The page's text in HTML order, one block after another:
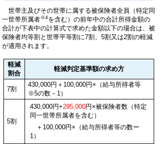
世帯主及びその世帯に属する被保険者全員（特定同
一世帯所属者※4を含む）の前年中の合計所得金額の
合計が下表中の計算式で求めた金額以下の場合は、被
保険者均等割と世帯平等割に7割、5割又は2割の軽減
が適用されます。
軽減
割合
軽減判定基準額の求め方
7割
430,000円＋100,000円×（給与所得者等
※5の数－1）
5割
430,000円+295,000円×被保険者数（特定
同一世帯所属者を含む）
＋100,000円×（給与所得者等の数ー
1）